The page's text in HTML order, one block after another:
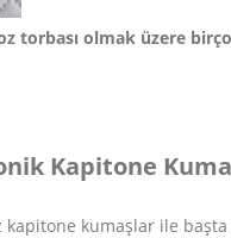
torbası olmak üzere
Kapitone
kapitone kumaşlar ile